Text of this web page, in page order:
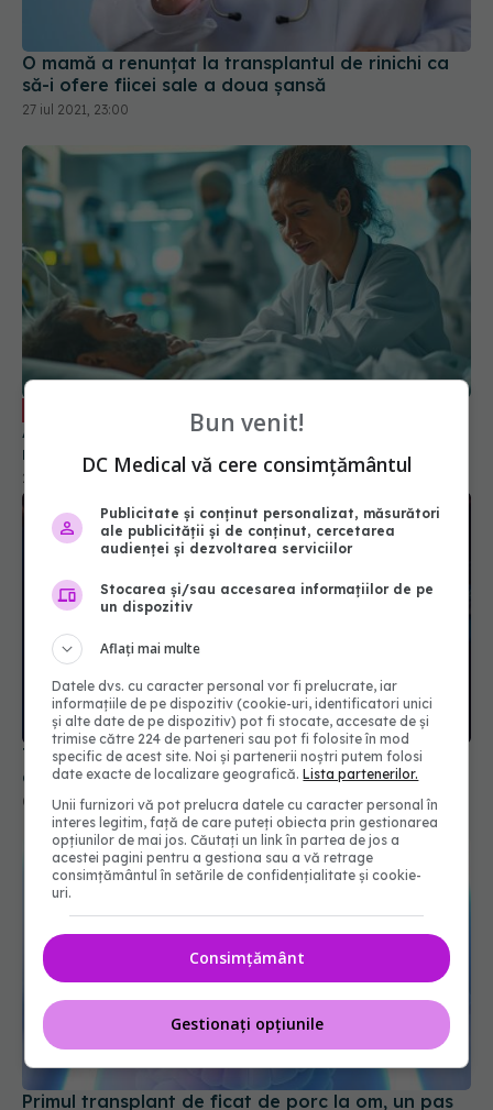
O mamă a renunțat la transplantul de rinichi ca
să-i ofere fiicei sale a doua șansă
27 iul 2021, 23:00
Acad. prof. dr. Irinel Popescu: Este nevoie. Avem
mortalitate destul de mare
27 mai 2024, 11:30
Transplantul hepatic al fetiței de 5 ani,
diagnosticată cu boala Wilson, realizat cu succes
01 mai 2022, 13:56
Primul transplant de ficat de porc la om, un pas
Bun venit!
DC Medical vă cere consimțământul
Publicitate și conținut personalizat, măsurători
ale publicității și de conținut, cercetarea
audienței și dezvoltarea serviciilor
Stocarea și/sau accesarea informațiilor de pe
un dispozitiv
Aflați mai multe
Datele dvs. cu caracter personal vor fi prelucrate, iar
informațiile de pe dispozitiv (cookie-uri, identificatori unici
și alte date de pe dispozitiv) pot fi stocate, accesate de și
trimise către 224 de parteneri sau pot fi folosite în mod
specific de acest site. Noi și partenerii noștri putem folosi
date exacte de localizare geografică.Lista partenerilor.
Unii furnizori vă pot prelucra datele cu caracter personal în
interes legitim, față de care puteți obiecta prin gestionarea
opțiunilor de mai jos. Căutați un link în partea de jos a
acestei pagini pentru a gestiona sau a vă retrage
consimțământul în setările de confidențialitate și cookie-
uri.
Consimțământ
Gestionați opțiunile